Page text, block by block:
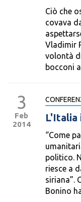
Ciò che
covava
Vladimir
volontà
bocconi
3
Feb
2014
L'Italia
“Come
politico.
riesce a
siriana”.
Bonino